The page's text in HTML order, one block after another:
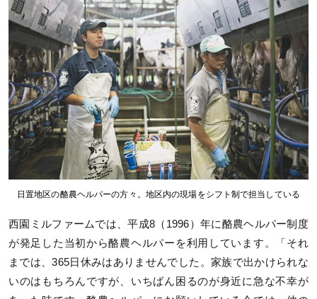
日置地区の酪農ヘルパーの方々。地区内の現場をシフト制で担当している
西園ミルファームでは、平成8（1996）年に酪農ヘルパー制度
が発足した当初から酪農ヘルパーを利用しています。「それ
までは、365日休みはありませんでした。家族で出かけられな
いのはもちろんですが、いちばん困るのが身近に急な不幸が